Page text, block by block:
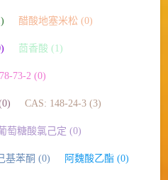
醋酸地塞米松 (0)
茴香酸 (1)
73-2 (0)
CAS: 148-24-3 (3)
萄糖酸氯己定 (0)
基苯酮 (0) 阿魏酸乙酯 (0)